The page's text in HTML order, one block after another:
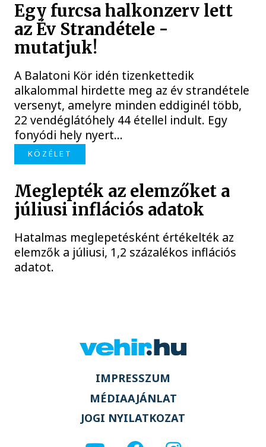
Egy furcsa halkonzerv lett
az Év Strandétele -
mutatjuk!
A Balatoni Kör idén tizenkettedik
alkalommal hirdette meg az év strandétele
versenyt, amelyre minden eddiginél több,
22 vendéglátóhely 44 étellel indult. Egy
fonyódi hely nyert...
KÖZÉLET
Meglepték az elemzőket a
júliusi inflációs adatok
Hatalmas meglepetésként értékelték az
elemzők a júliusi, 1,2 százalékos inflációs
adatot.
IMPRESSZUM
MÉDIAAJÁNLAT
JOGI NYILATKOZAT